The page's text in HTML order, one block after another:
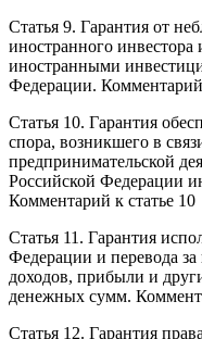
Статья 9. Гарантия от
иностранного инвестора
иностранными
Федерации. Комментарий
Статья 10. Гарантия
спора, возникшего в
предпринимательской
Российской Федерации
Комментарий к статье 10
Статья 11. Гарантия
Федерации и перевода
доходов, прибыли и
денежных сумм.
Статья 12. Гарантия